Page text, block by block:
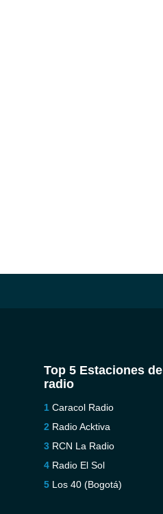
Top 5 Estaciones de
radio
Caracol Radio
Radio Acktiva
RCN La Radio
Radio El Sol
Los 40 (Bogotá)